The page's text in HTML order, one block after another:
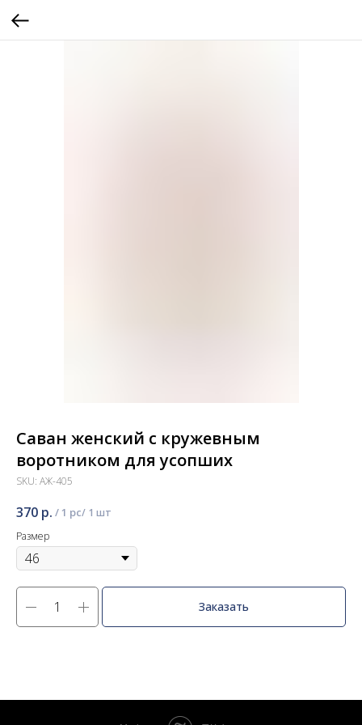
Саван женский с кружевным
воротником для усопших
SKU: АЖ-405
370 р. / 1 pc
Размер
Заказать